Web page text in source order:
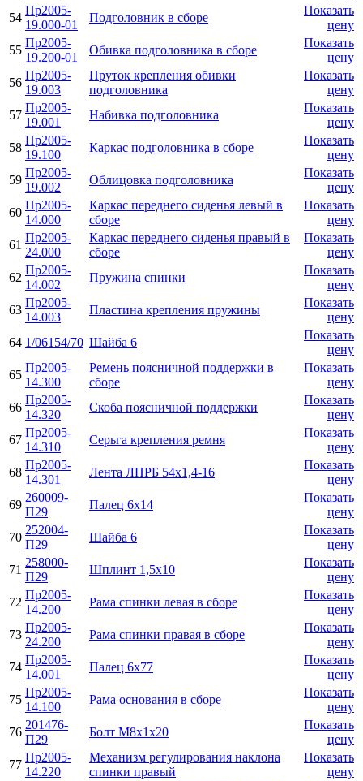
54
Пр2005-
19.000-01
Подголовник в сборе
Показать
цену
55
Пр2005-
19.200-01
Обивка подголовника в сборе
Показать
цену
56
Пр2005-
19.003
Пруток крепления обивки
подголовника
Показать
цену
57
Пр2005-
19.001
Набивка подголовника
Показать
цену
58
Пр2005-
19.100
Каркас подголовника в сборе
Показать
цену
59
Пр2005-
19.002
Облицовка подголовника
Показать
цену
60
Пр2005-
14.000
Каркас переднего сиденья левый в
сборе
Показать
цену
61
Пр2005-
24.000
Каркас переднего сиденья правый в
сборе
Показать
цену
62
Пр2005-
14.002
Пружина спинки
Показать
цену
63
Пр2005-
14.003
Пластина крепления пружины
Показать
цену
64 1/06154/70 Шайба 6
Показать
цену
65
Пр2005-
14.300
Ремень поясничной поддержки в
сборе
Показать
цену
66
Пр2005-
14.320
Скоба поясничной поддержки
Показать
цену
67
Пр2005-
14.310
Серьга крепления ремня
Показать
цену
68
Пр2005-
14.301
Лента ЛПРБ 54х1,4-16
Показать
цену
69
260009-
П29
Палец 6х14
Показать
цену
70
252004-
П29
Шайба 6
Показать
цену
71
258000-
П29
Шплинт 1,5х10
Показать
цену
72
Пр2005-
14.200
Рама спинки левая в сборе
Показать
цену
73
Пр2005-
24.200
Рама спинки правая в сборе
Показать
цену
74
Пр2005-
14.001
Палец 6x77
Показать
цену
75
Пр2005-
14.100
Рама основания в сборе
Показать
цену
76
201476-
П29
Болт M8x1x20
Показать
цену
77
Пр2005-
14.220
Механизм регулирования наклона
спинки правый
Показать
цену